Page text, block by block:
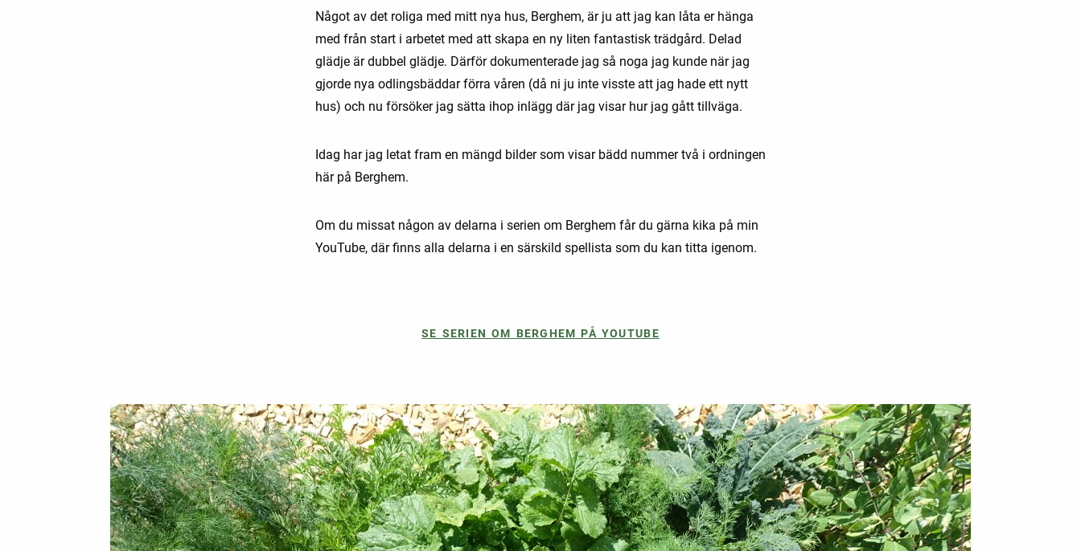
Något av det roliga med mitt nya hus, Berghem, är ju att jag kan låta er hänga
med från start i arbetet med att skapa en ny liten fantastisk trädgård. Delad
glädje är dubbel glädje. Därför dokumenterade jag så noga jag kunde när jag
gjorde nya odlingsbäddar förra våren (då ni ju inte visste att jag hade ett nytt
hus) och nu försöker jag sätta ihop inlägg där jag visar hur jag gått tillväga.
Idag har jag letat fram en mängd bilder som visar bädd nummer två i ordningen
här på Berghem.
Om du missat någon av delarna i serien om Berghem får du gärna kika på min
YouTube, där finns alla delarna i en särskild spellista som du kan titta igenom.
SE SERIEN OM BERGHEM PÅ YOUTUBE